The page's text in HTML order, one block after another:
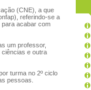
(CNE), a que
referindo-se a
para acabar com
um professor,
e outra
turma no 2º ciclo
pessoas.